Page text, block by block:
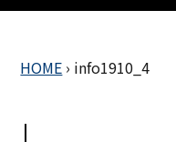
HOME › info1910_4